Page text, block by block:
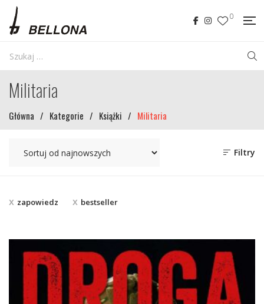
0
Militaria
Główna / Kategorie / Książki / Militaria
Filtry
zapowiedz bestseller